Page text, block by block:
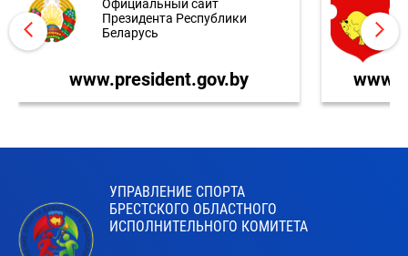
Официальный сайт
Президента Республики
Беларусь
www.president.gov.by
УПРАВЛЕНИЕ СПОРТА
БРЕСТСКОГО ОБЛАСТНОГО
ИСПОЛНИТЕЛЬНОГО КОМИТЕТА